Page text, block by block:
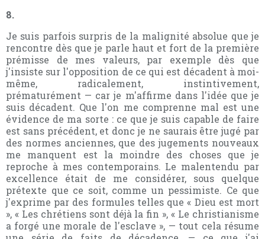
8.
Je suis parfois surpris de la malignité absolue que je
rencontre dès que je parle haut et fort de la première
prémisse de mes valeurs, par exemple dès que
j'insiste sur l'opposition de ce qui est décadent à moi-
même, radicalement, instintivement,
prématurément — car je m'affirme dans l'idée que je
suis décadent. Que l'on me comprenne mal est une
évidence de ma sorte : ce que je suis capable de faire
est sans précédent, et donc je ne saurais être jugé par
des normes anciennes, que des jugements nouveaux
me manquent est la moindre des choses que je
reproche à mes contemporains. Le malentendu par
excellence était de me considérer, sous quelque
prétexte que ce soit, comme un pessimiste. Ce que
j'exprime par des formules telles que « Dieu est mort
», « Les chrétiens sont déjà la fin », « Le christianisme
a forgé une morale de l'esclave », — tout cela résume